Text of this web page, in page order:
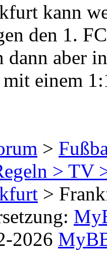
kann
den 1.
dann aber
einem
>
> TV
>
2026